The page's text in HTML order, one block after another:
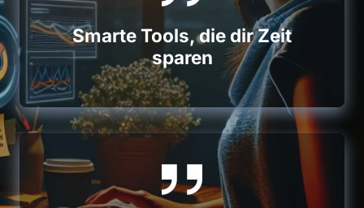
Smarte Tools, die dir Zeit
sparen